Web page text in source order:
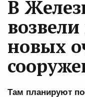
В
новых
Там планируют